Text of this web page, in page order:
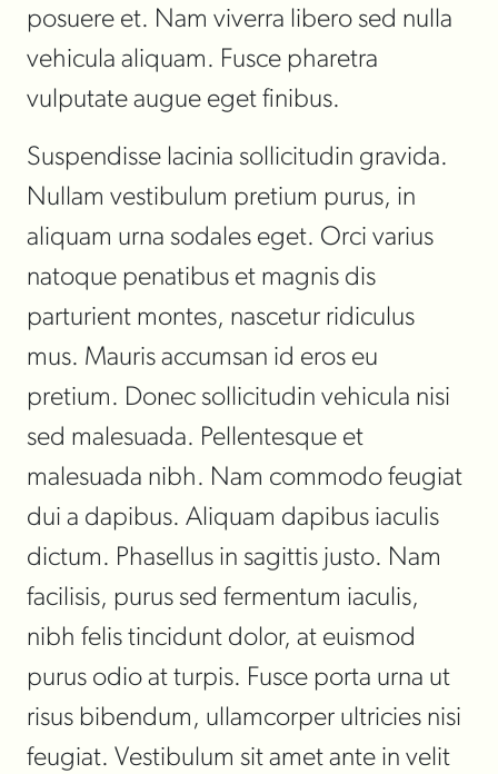
posuere et. Nam viverra libero sed nulla
vehicula aliquam. Fusce pharetra
vulputate augue eget finibus.
Suspendisse lacinia sollicitudin gravida.
Nullam vestibulum pretium purus, in
aliquam urna sodales eget. Orci varius
natoque penatibus et magnis dis
parturient montes, nascetur ridiculus
mus. Mauris accumsan id eros eu
pretium. Donec sollicitudin vehicula nisi
sed malesuada. Pellentesque et
malesuada nibh. Nam commodo feugiat
dui a dapibus. Aliquam dapibus iaculis
dictum. Phasellus in sagittis justo. Nam
facilisis, purus sed fermentum iaculis,
nibh felis tincidunt dolor, at euismod
purus odio at turpis. Fusce porta urna ut
risus bibendum, ullamcorper ultricies nisi
feugiat. Vestibulum sit amet ante in velit